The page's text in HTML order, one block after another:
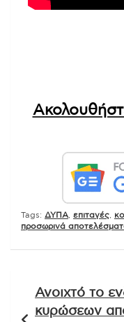
Tags: ΔΥΠΑ επιταγές
προσωρινά
άρθρων
Ανοιχτό το
κυρώσεων